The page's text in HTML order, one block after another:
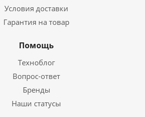
Условия доставки
Гарантия на товар
Помощь
Техноблог
Вопрос-ответ
Бренды
Наши статусы